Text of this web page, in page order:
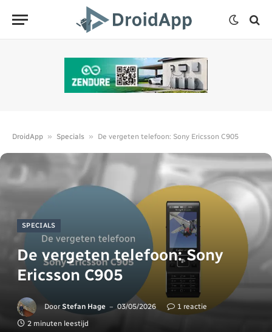
DroidApp » Specials » De vergeten telefoon: Sony Ericsson C905
SPECIALS
De vergeten telefoon: Sony
Ericsson C905
Door Stefan Hage 03/05/2026
1 reactie
2 minuten leestijd